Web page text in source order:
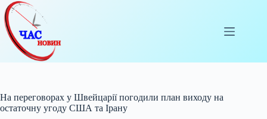
Перейти
до
вмісту
На переговорах у Швейцарії погодили план виходу на
остаточну угоду США та Ірану